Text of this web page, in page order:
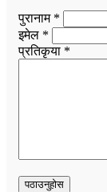
पुरानाम *
इमेल *
प्रतिकृया *